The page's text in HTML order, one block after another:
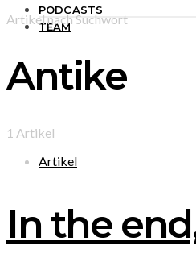
PODCASTS
TEAM
Artikel nach Suchwort
Antike
1 Artikel
Artikel
In the